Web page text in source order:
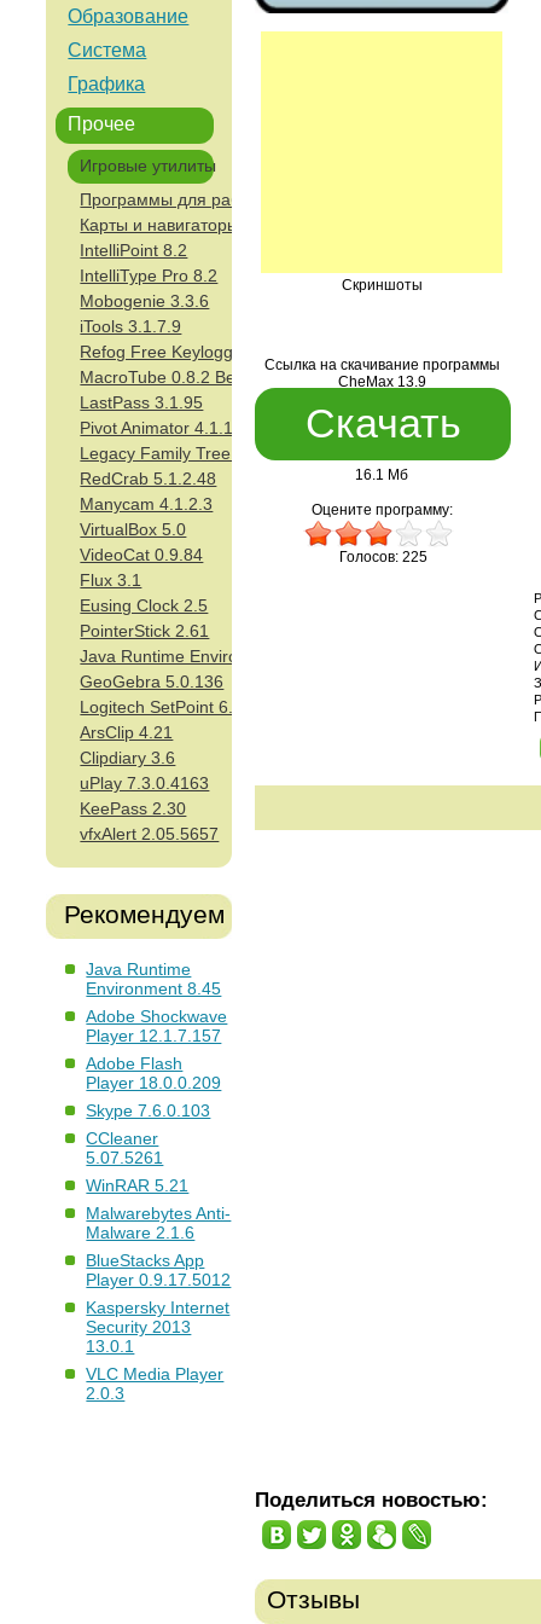
Образование
Система
Графика
Прочее
Игровые утилиты
Программы для работы с образами операционной
Карты и навигаторы
IntelliPoint 8.2
IntelliType Pro 8.2
Mobogenie 3.3.6
iTools 3.1.7.9
Refog Free Keylogger 8.3.0.2199
MacroTube 0.8.2 Beta
LastPass 3.1.95
Pivot Animator 4.1.10
Legacy Family Tree 8.0
RedCrab 5.1.2.48
Manycam 4.1.2.3
VirtualBox 5.0
VideoCat 0.9.84
Flux 3.1
Eusing Clock 2.5
PointerStick 2.61
Java Runtime Environment 8.45
GeoGebra 5.0.136
Logitech SetPoint 6.65
ArsClip 4.21
Clipdiary 3.6
uPlay 7.3.0.4163
KeePass 2.30
vfxAlert 2.05.5657
Рекомендуем
Java Runtime
Environment 8.45
Adobe Shockwave
Player 12.1.7.157
Adobe Flash
Player 18.0.0.209
Skype 7.6.0.103
CCleaner
5.07.5261
WinRAR 5.21
Malwarebytes Anti-
Malware 2.1.6
BlueStacks App
Player 0.9.17.5012
Kaspersky Internet
Security 2013
13.0.1
VLC Media Player
2.0.3
Скриншоты
Ссылка на скачивание программы
CheMax 13.9
Скачать
16.1 Мб
Оцените программу:
Голосов: 225
Поделиться новостью:
Отзывы